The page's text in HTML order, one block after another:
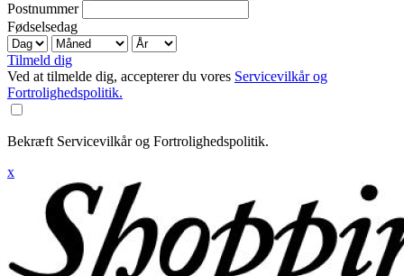
Postnummer
Fødselsedag
Tilmeld dig
Ved at tilmelde dig, accepterer du vores Servicevilkår og
Fortrolighedspolitik.
Bekræft Servicevilkår og Fortrolighedspolitik.
x